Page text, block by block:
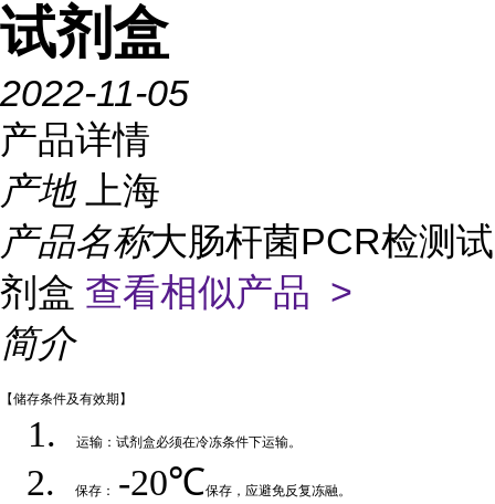
试剂盒
2022-11-05
产品详情
产地
上海
产品名称大肠杆菌PCR检测试
剂盒 查看相似产品 >
简介
【储存条件及有效期】
1.运输：试剂盒必须在冷冻条件下运输。
2.保存： -20℃保存，应避免反复冻融。